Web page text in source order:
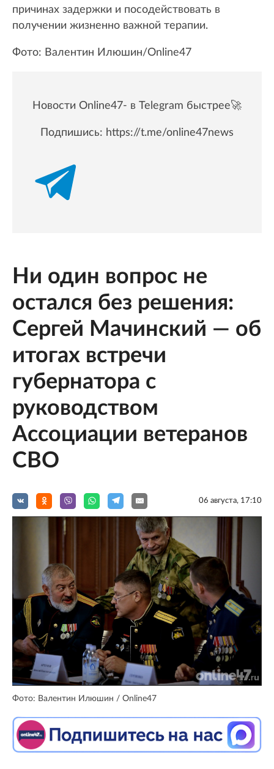
причинах задержки и посодействовать в
получении жизненно важной терапии.
Фото: Валентин Илюшин/Online47
Новости Online47- в Telegram быстрее🚀
Подпишись: https://t.me/online47news
Ни один вопрос не
остался без решения:
Сергей Мачинский — об
итогах встречи
губернатора с
руководством
Ассоциации ветеранов
СВО
06 августа, 17:10
Фото: Валентин Илюшин / Online47